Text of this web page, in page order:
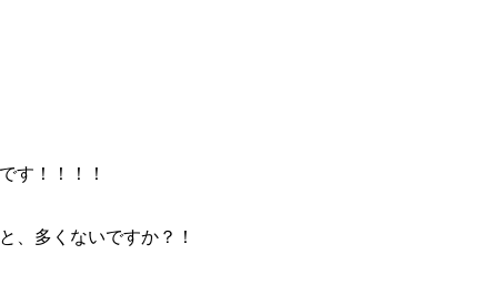
す！！！！
、多くないですか？！